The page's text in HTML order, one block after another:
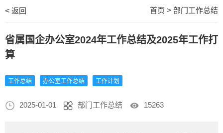
< 返回 首页 > 部门工作总结
省属国企办公室2024年工作总结及2025年工作打
算
工作总结 办公室工作总结 工作计划
2025-01-01 部门工作总结 15263